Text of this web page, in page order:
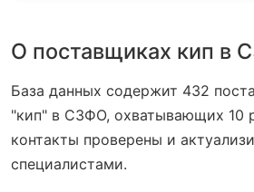
О поставщиках кип в
База данных содержит 432
"кип" в СЗФО, охватывающих 10
контакты проверены и
специалистами.